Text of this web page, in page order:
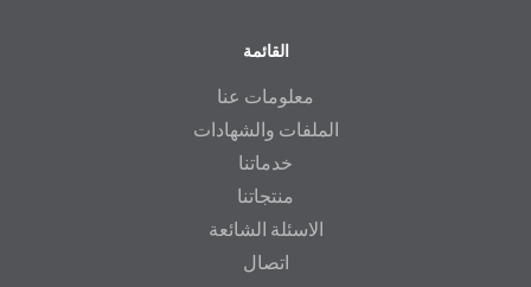
القائمة
معلومات عنا
الملفات والشھادات
خدماتنا
منتجاتنا
الاسئلة الشائعة
اتصال